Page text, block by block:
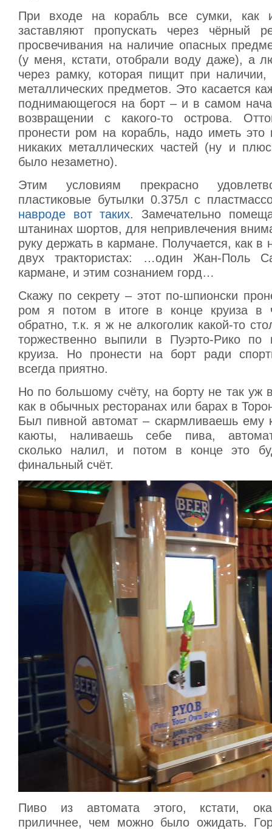
При входе на корабль все сумки, как
заставляют пропускать через чёрный
просвечивания на наличие опасных
(у меня, кстати, отобрали воду даже), а
через рамку, которая пищит при
металлических предметов. Это касается
поднимающегося на борт – и в самом
возвращении с какого-то острова.
пронести ром на корабль, надо иметь это
никаких металлических частей (ну и
было незаметно).
Этим условиям прекрасно
пластиковые бутылки 0.375л с
навроде вот таких. Замечательно
штанинах шортов, для непривлечения
руку держать в кармане. Получается, как в
двух трактористах: …один Жан-Поль
кармане, и этим сознанием горд…
Скажу по секрету – этот по-шпионски
ром я потом в итоге в конце круиза в
обратно, т.к. я ж не алкоголик какой-то
торжественно выпили в Пуэрто-Рико по
круиза. Но пронести на борт ради
всегда приятно.
Но по большому счёту, на борту не так уж
как в обычных ресторанах или барах в
Был пивной автомат – скармливаешь ему
каюты, наливаешь себе пива, автомат
сколько налил, и потом в конце это
финальный счёт.
Пиво из автомата этого, кстати,
приличнее, чем можно было ожидать.